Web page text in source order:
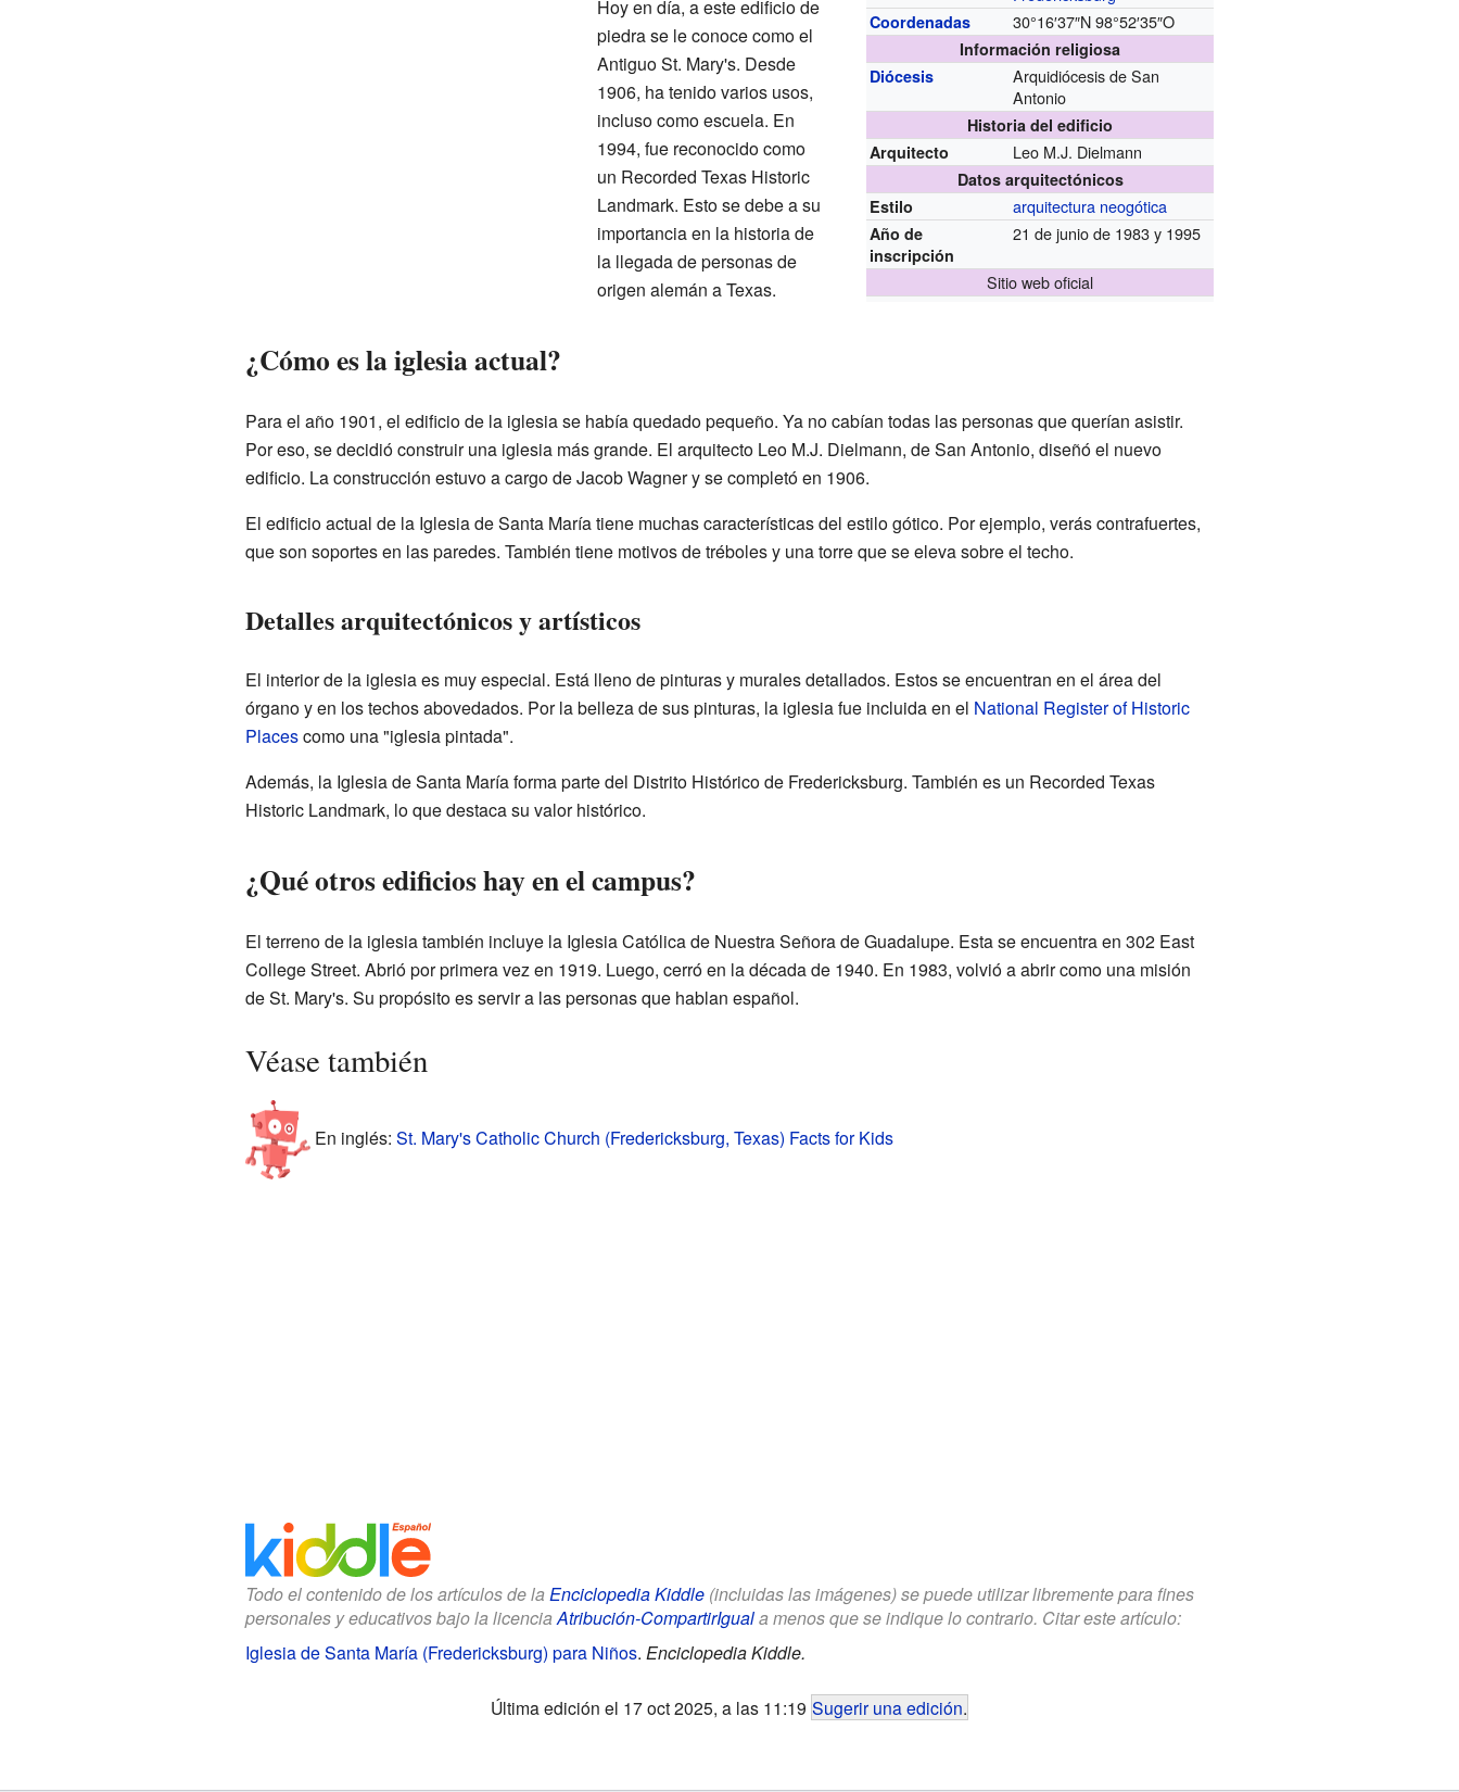
Coordenadas 30°16′37″N 98°52′35″O
Información religiosa
Diócesis
Arquidiócesis de San
Antonio
Historia del edificio
Arquitecto
Leo M.J. Dielmann
Datos arquitectónicos
Estilo
arquitectura neogótica
Año de
inscripción
21 de junio de 1983 y 1995
Sitio web oficial
Hoy en día, a este edificio de
piedra se le conoce como el
Antiguo St. Mary's. Desde
1906, ha tenido varios usos,
incluso como escuela. En
1994, fue reconocido como
un Recorded Texas Historic
Landmark. Esto se debe a su
importancia en la historia de
la llegada de personas de
origen alemán a Texas.
¿Cómo es la iglesia actual?
Para el año 1901, el edificio de la iglesia se había quedado pequeño. Ya no cabían todas las personas que querían asistir.
Por eso, se decidió construir una iglesia más grande. El arquitecto Leo M.J. Dielmann, de San Antonio, diseñó el nuevo
edificio. La construcción estuvo a cargo de Jacob Wagner y se completó en 1906.
El edificio actual de la Iglesia de Santa María tiene muchas características del estilo gótico. Por ejemplo, verás contrafuertes,
que son soportes en las paredes. También tiene motivos de tréboles y una torre que se eleva sobre el techo.
Detalles arquitectónicos y artísticos
El interior de la iglesia es muy especial. Está lleno de pinturas y murales detallados. Estos se encuentran en el área del
órgano y en los techos abovedados. Por la belleza de sus pinturas, la iglesia fue incluida en el National Register of Historic
Placescomo una "iglesia pintada".
Además, la Iglesia de Santa María forma parte del Distrito Histórico de Fredericksburg. También es un Recorded Texas
Historic Landmark, lo que destaca su valor histórico.
¿Qué otros edificios hay en el campus?
El terreno de la iglesia también incluye la Iglesia Católica de Nuestra Señora de Guadalupe. Esta se encuentra en 302 East
College Street. Abrió por primera vez en 1919. Luego, cerró en la década de 1940. En 1983, volvió a abrir como una misión
de St. Mary's. Su propósito es servir a las personas que hablan español.
Véase también
En inglés: St. Mary's Catholic Church (Fredericksburg, Texas) Facts for Kids
Todo el contenido de los artículos de la Enciclopedia Kiddle(incluidas las imágenes) se puede utilizar libremente para fines
personales y educativos bajo la licenciaAtribución-CompartirIguala menos que se indique lo contrario. Citar este artículo:
Iglesia de Santa María (Fredericksburg) para Niños. Enciclopedia Kiddle.
Última edición el 17 oct 2025, a las 11:19 Sugerir una edición.